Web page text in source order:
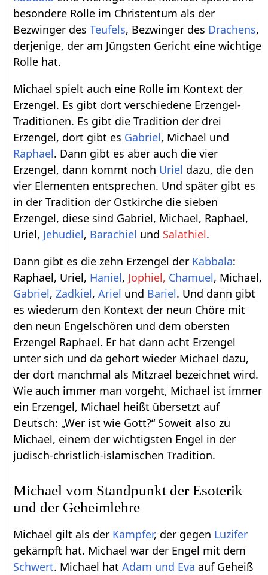
besondere Rolle im Christentum als der
Bezwinger desTeufels, Bezwinger des Drachens,
derjenige, der am Jüngsten Gericht eine wichtige
Rolle hat.
Michael spielt auch eine Rolle im Kontext der
Erzengel. Es gibt dort verschiedene Erzengel-
Traditionen. Es gibt die Tradition der drei
Erzengel, dort gibt es Gabriel, Michael und
Raphael. Dann gibt es aber auch die vier
Erzengel, dann kommt noch Uriel dazu, die den
vier Elementen entsprechen. Und später gibt es
in der Tradition der Ostkirche die sieben
Erzengel, diese sind Gabriel, Michael, Raphael,
Uriel, Jehudiel, Barachiel und Salathiel.
Dann gibt es die zehn Erzengel der Kabbala:
Raphael, Uriel, Haniel, Jophiel, Chamuel, Michael,
Gabriel,Zadkiel,Ariel und Bariel. Und dann gibt
es wiederum den Kontext der neun Chöre mit
den neun Engelschören und dem obersten
Erzengel Raphael. Er hat dann acht Erzengel
unter sich und da gehört wieder Michael dazu,
der dort manchmal als Mitzrael bezeichnet wird.
Wie auch immer man vorgeht, Michael ist immer
ein Erzengel, Michael heißt übersetzt auf
Deutsch: „Wer ist wie Gott?“ Soweit also zu
Michael, einem der wichtigsten Engel in der
jüdisch-christlich-islamischen Tradition.
Michael vom Standpunkt der Esoterik
und der Geheimlehre
Michael gilt als der Kämpfer, der gegen Luzifer
gekämpft hat. Michael war der Engel mit dem
Schwert. Michael hatAdam und Eva auf Geheiß